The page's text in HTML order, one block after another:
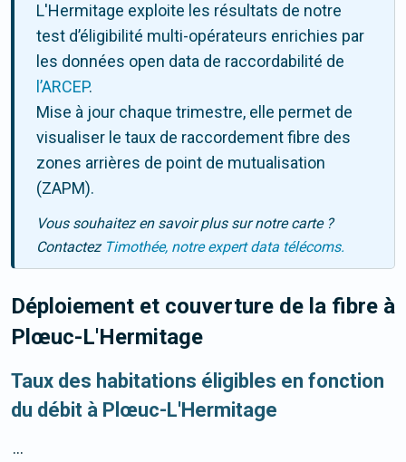
L'Hermitage exploite les résultats de notre
test d’éligibilité multi-opérateurs enrichies par
les données open data de raccordabilité de
l’ARCEP.
Mise à jour chaque trimestre, elle permet de
visualiser le taux de raccordement fibre des
zones arrières de point de mutualisation
(ZAPM).
Vous souhaitez en savoir plus sur notre carte ?
Contactez Timothée, notre expert data télécoms.
Déploiement et couverture de la fibre à
Plœuc-L'Hermitage
Taux des habitations éligibles en fonction
du débit à Plœuc-L'Hermitage
...